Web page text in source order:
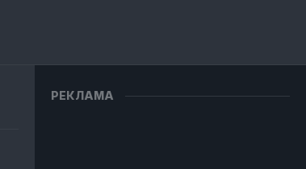
РЕКЛАМА